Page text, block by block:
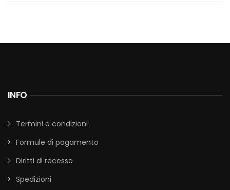
INFO
Termini e condizioni
Formule di pagamento
Diritti di recesso
Spedizioni